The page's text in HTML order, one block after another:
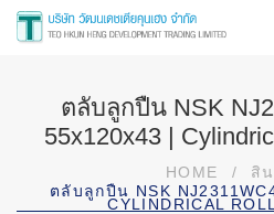
ตลับลูกปืน NSK
55x120x43 |
HOME / สิ
ตลับลูกปืน NSK
CYLINDRICAL